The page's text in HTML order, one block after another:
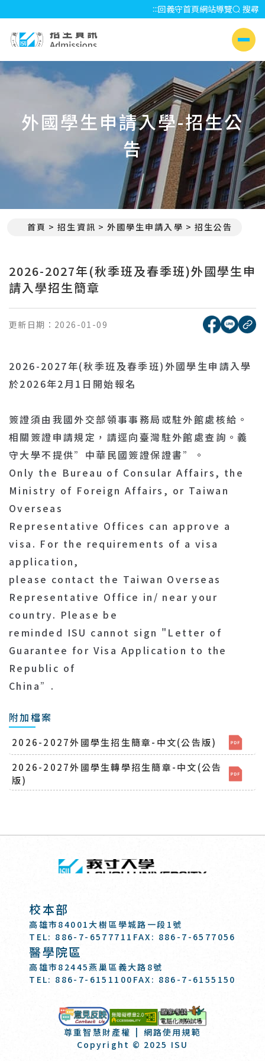
:::回義守首頁網站導覽 搜尋
側選單
外國學生申請入學-招生公
告
首頁 招生資訊 外國學生申請入學 招生公告
2026-2027年(秋季班及春季班)外國學生申
請入學招生簡章
更新日期： 2026-01-09 [另開新
[另開
複
2026-2027年(秋季班及春季班)外國學生申請入學
於2026年2月1日開始報名
簽證須由我國外交部領事事務局或駐外館處核給。
相關簽證申請規定，請逕向臺灣駐外館處查詢。義
守大學不提供”中華民國簽證保證書”。
Only the Bureau of Consular Affairs, the
Ministry of Foreign Affairs, or Taiwan
Overseas
Representative Offices can approve a
visa. For the requirements of a visa
application,
please contact the Taiwan Overseas
Representative Office in/ near your
country. Please be
reminded ISU cannot sign "Letter of
Guarantee for Visa Application to the
Republic of
China”.
附加檔案
2026-2027外國學生招生簡章-中文(公告版)
2026-2027外國學生轉學招生簡章-中文(公告
版)
回頂端
校本部
高雄市84001大樹區學城路一段1號
TEL: 886-7-6577711 FAX: 886-7-6577056
醫學院區
高雄市82445燕巢區義大路8號
TEL: 886-7-6151100 FAX: 886-7-6155150
尊重智慧財產權
網路使用規範
Copyright © 2025 ISU
意見反映 國家考試-電